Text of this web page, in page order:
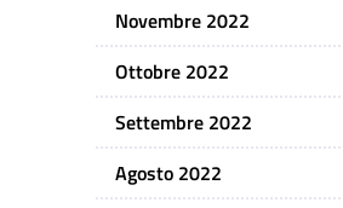
Novembre 2022
Ottobre 2022
Settembre 2022
Agosto 2022